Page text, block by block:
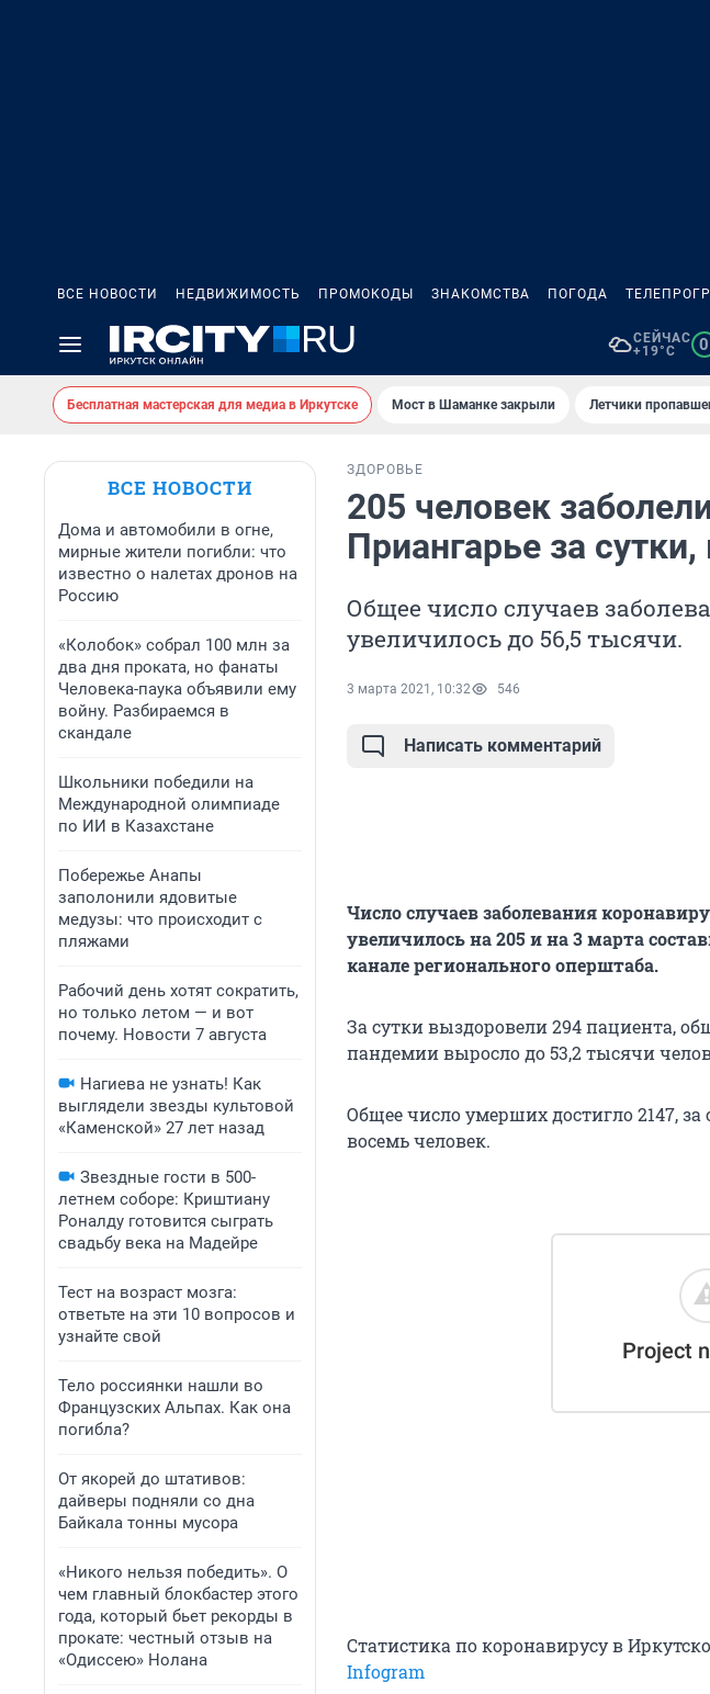
ВСЕ НОВОСТИ НЕДВИЖИМОСТЬ ПРОМОКОДЫ ЗНАКОМСТВА ПОГОДА
СЕЙЧАС
+19°C
0
Бесплатная мастерская для медиа в Иркутске Мост в Шаманке закрыли Летчики
ВСЕ НОВОСТИ
Дома и автомобили в огне,
мирные жители погибли: что
известно о налетах дронов на
Россию
«Колобок» собрал 100 млн за
два дня проката, но фанаты
Человека-паука объявили ему
войну. Разбираемся в
скандале
Школьники победили на
Международной олимпиаде
по ИИ в Казахстане
Побережье Анапы
заполонили ядовитые
медузы: что происходит с
пляжами
Рабочий день хотят сократить,
но только летом — и вот
почему. Новости 7 августа
Нагиева не узнать! Как
выглядели звезды культовой
«Каменской» 27 лет назад
Звездные гости в 500-
летнем соборе: Криштиану
Роналду готовится сыграть
свадьбу века на Мадейре
Тест на возраст мозга:
ответьте на эти 10 вопросов и
узнайте свой
Тело россиянки нашли во
Французских Альпах. Как она
погибла?
От якорей до штативов:
дайверы подняли со дна
Байкала тонны мусора
«Никого нельзя победить». О
чем главный блокбастер этого
года, который бьет рекорды в
прокате: честный отзыв на
«Одиссею» Нолана
ЗДОРОВЬЕ
205 человек
Приангарье за
Общее число случаев
увеличилось до 56,5 тысячи.
3 марта 2021, 10:32 546
Написать комментарий
Число случаев заболевания
увеличилось на 205 и на 3 марта
канале регионального оперштаба.
За сутки выздоровели 294 пациента,
пандемии выросло до 53,2 тысячи
Общее число умерших достигло 2147,
восемь человек.
Статистика по коронавирусу в
Infogram